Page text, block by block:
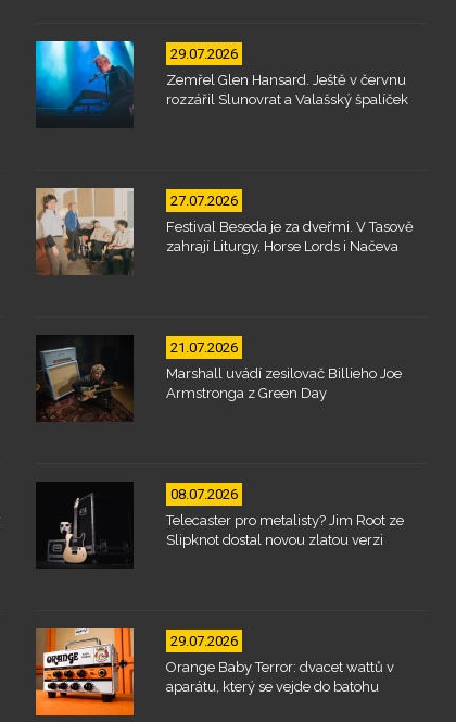
29.07.2026
Zemřel Glen Hansard. Ještě v červnu
rozzářil Slunovrat a Valašský špalíček
27.07.2026
Festival Beseda je za dveřmi. V Tasově
zahrají Liturgy, Horse Lords i Načeva
21.07.2026
Marshall uvádí zesilovač Billieho Joe
Armstronga z Green Day
08.07.2026
Telecaster pro metalisty? Jim Root ze
Slipknot dostal novou zlatou verzi
29.07.2026
Orange Baby Terror: dvacet wattů v
aparátu, který se vejde do batohu